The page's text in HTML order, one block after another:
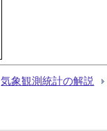
気象観測統計の解説